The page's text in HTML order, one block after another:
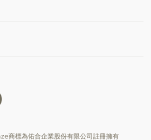
商標為佑合企業股份有限公司註冊擁有